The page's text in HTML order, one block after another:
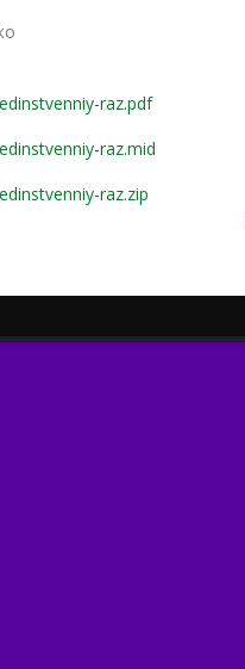
raz.pdf
raz.mid
raz.zip